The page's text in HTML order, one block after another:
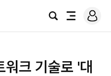
검
전
로
그
크 기술로 '대